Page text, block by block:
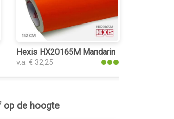
Hexis HX20165M Mandarin Red Matt
v.a. € 32,25
op de hoogte